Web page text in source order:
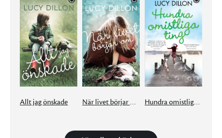
Allt jag önskade När livet börjar om Hundra omistliga ting